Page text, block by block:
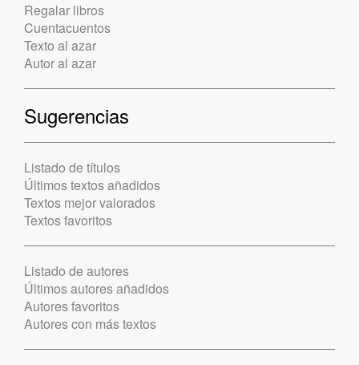
Regalar libros
Cuentacuentos
Texto al azar
Autor al azar
Sugerencias
Listado de títulos
Últimos textos añadidos
Textos mejor valorados
Textos favoritos
Listado de autores
Últimos autores añadidos
Autores favoritos
Autores con más textos